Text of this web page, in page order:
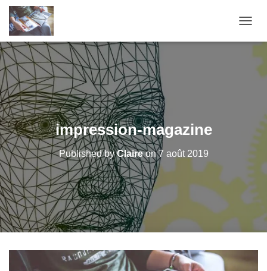
U
R
I
impression-magazine
Published byClaireon7 août 2019